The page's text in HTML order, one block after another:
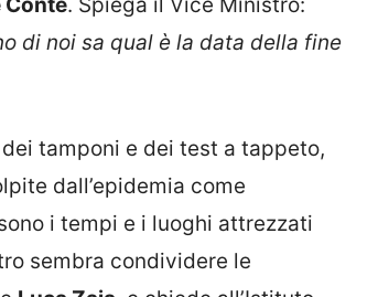
di noi sa qual è la data della fine
tamponi e dei test a tappeto,
dall’epidemia come
i tempi e i luoghi attrezzati
sembra condividere le